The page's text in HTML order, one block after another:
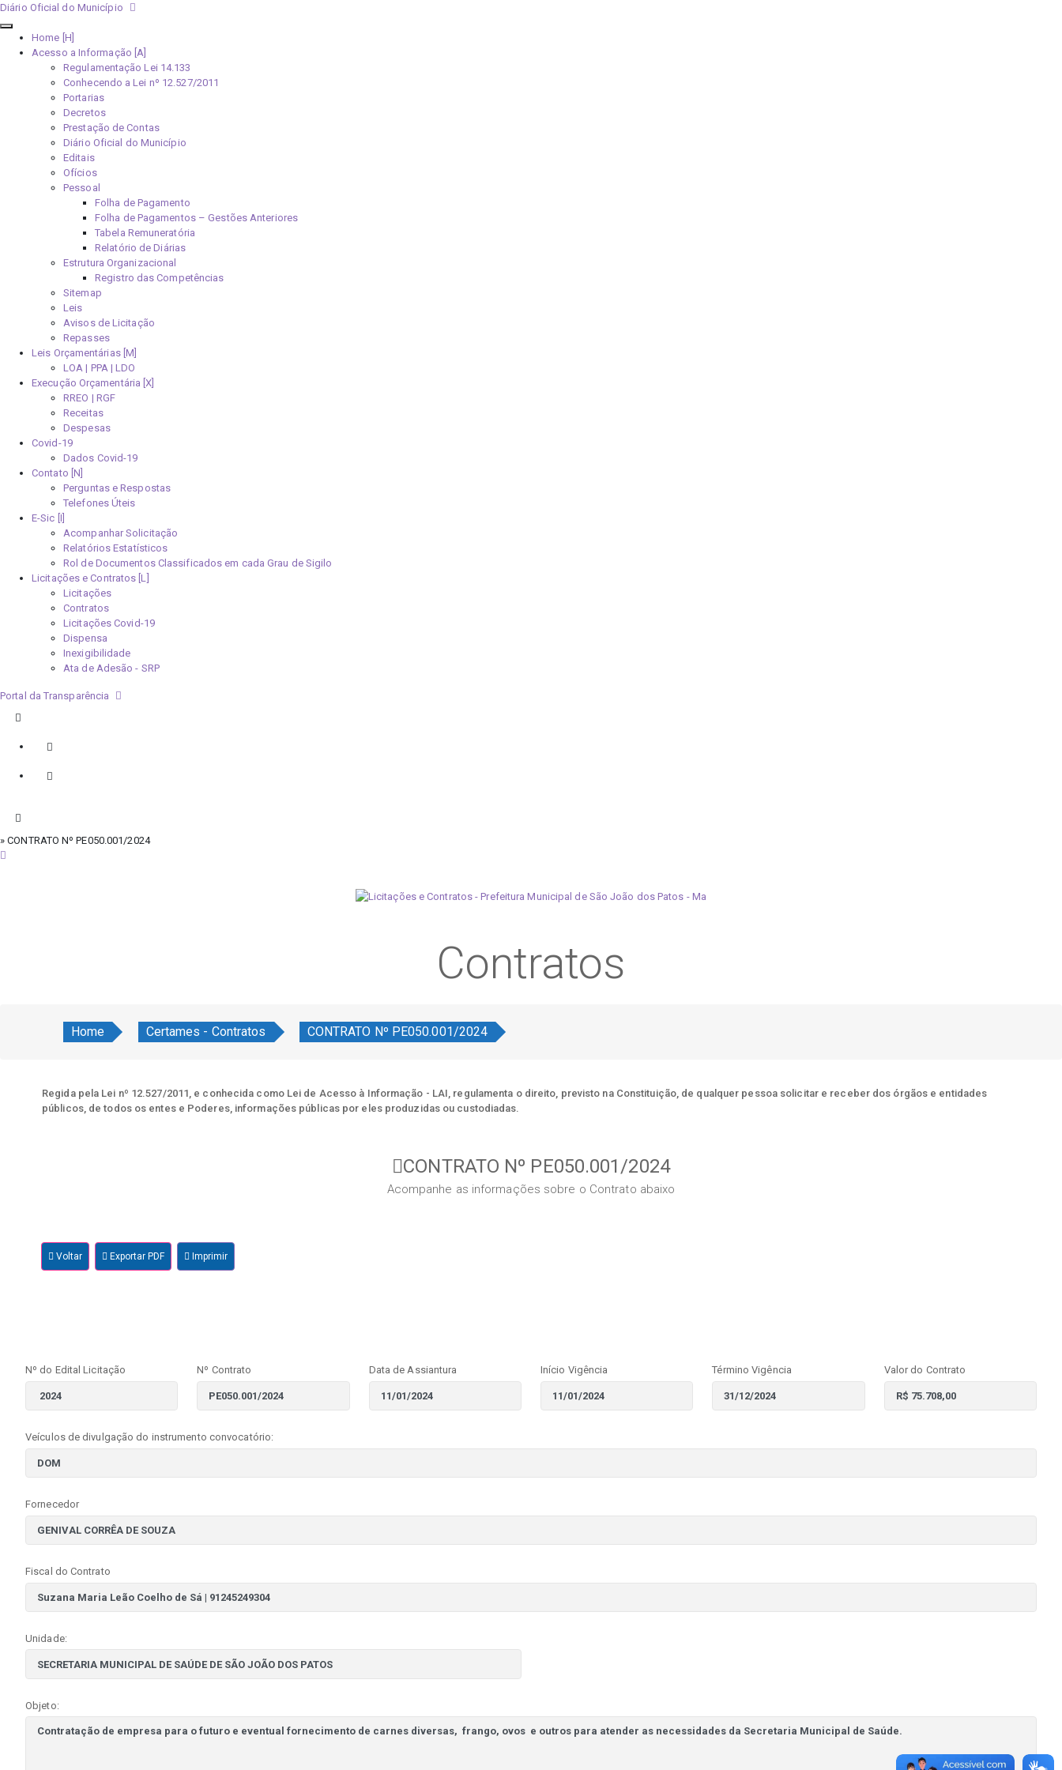
Diário Oficial do Município
Home [H]
Acesso a Informação [A]
Regulamentação Lei 14.133
Conhecendo a Lei nº 12.527/2011
Portarias
Decretos
Prestação de Contas
Diário Oficial do Município
Editais
Ofícios
Pessoal
Folha de Pagamento
Folha de Pagamentos – Gestões Anteriores
Tabela Remuneratória
Relatório de Diárias
Estrutura Organizacional
Registro das Competências
Sitemap
Leis
Avisos de Licitação
Repasses
Leis Orçamentárias [M]
LOA | PPA | LDO
Execução Orçamentária [X]
RREO | RGF
Receitas
Despesas
Covid-19
Dados Covid-19
Contato [N]
Perguntas e Respostas
Telefones Úteis
E-Sic [I]
Acompanhar Solicitação
Relatórios Estatísticos
Rol de Documentos Classificados em cada Grau de Sigilo
Licitações e Contratos [L]
Licitações
Contratos
Licitações Covid-19
Dispensa
Inexigibilidade
Ata de Adesão - SRP
Portal da Transparência
» CONTRATO Nº PE050.001/2024
Contratos
Home Certames - Contratos CONTRATO Nº PE050.001/2024
Regida pela Lei nº 12.527/2011, e conhecida como Lei de Acesso à Informação - LAI, regulamenta o direito, previsto na Constituição, de qualquer pessoa solicitar e receber dos órgãos e entidades
públicos, de todos os entes e Poderes, informações públicas por eles produzidas ou custodiadas.
CONTRATO Nº PE050.001/2024
Acompanhe as informações sobre o Contrato abaixo
Voltar Exportar PDF Imprimir
Nº do Edital Licitação Nº Contrato Data de Assiantura Início Vigência Término Vigência Valor do Contrato
Veículos de divulgação do instrumento convocatório:
Fornecedor
Fiscal do Contrato
Unidade:
Objeto: